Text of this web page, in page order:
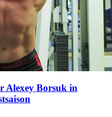
Alexey Borsuk in